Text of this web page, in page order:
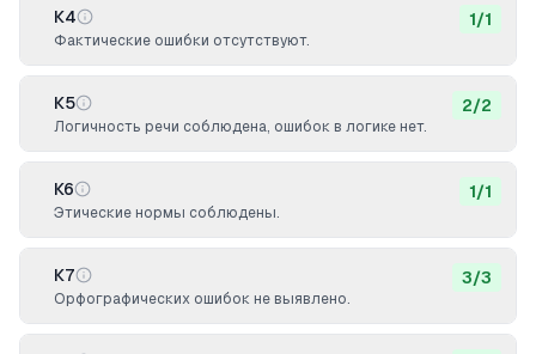
К4
Фактические ошибки отсутствуют.
1/1
К5
Логичность речи соблюдена, ошибок в логике нет.
2/2
К6
Этические нормы соблюдены.
1/1
К7
Орфографических ошибок не выявлено.
3/3